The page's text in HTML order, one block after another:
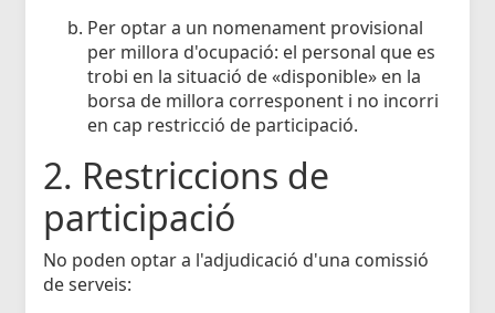
Per optar a un nomenament provisional
per millora d'ocupació: el personal que es
trobi en la situació de «disponible» en la
borsa de millora corresponent i no incorri
en cap restricció de participació.
2. Restriccions de
participació
No poden optar a l'adjudicació d'una comissió
de serveis: